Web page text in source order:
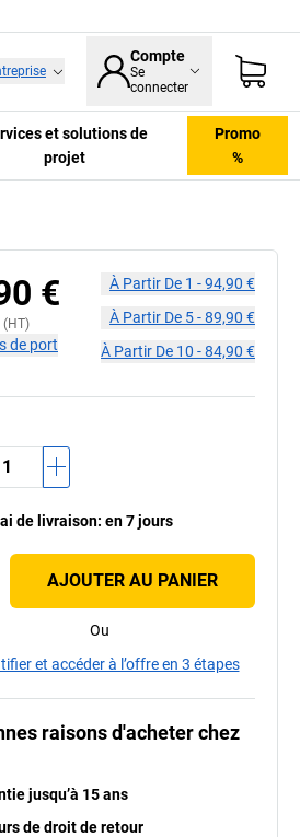
Compte
Se
connecter
et solutions de
projet
Promo
%
€
(HT)
de port
À Partir De 1 -94,90 €
À Partir De 5-89,90 €
À Partir De 10 -84,90 €
de livraison: en 7 jours
AJOUTER AU PANIER
Ou
et accéder à l’offre en 3 étapes
raisons d'acheter chez
jusqu’à 15 ans
de droit de retour